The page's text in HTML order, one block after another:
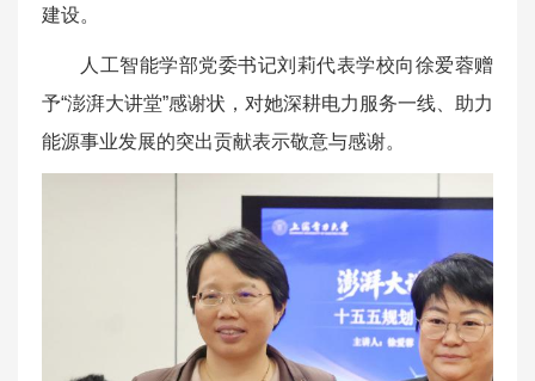
建设。
人工智能学部党委书记刘莉代表学校向徐爱蓉赠
予“澎湃大讲堂”感谢状，对她深耕电力服务一线、助力
能源事业发展的突出贡献表示敬意与感谢。